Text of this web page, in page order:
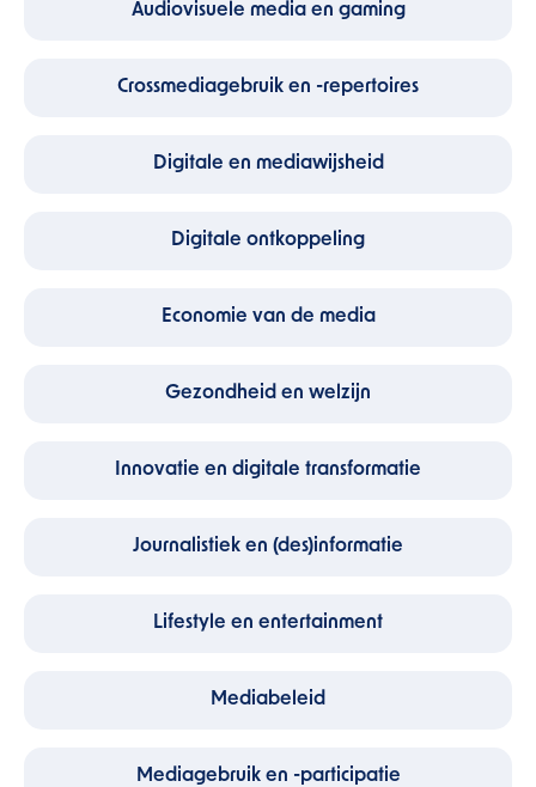
Audiovisuele media en gaming
Crossmediagebruik en -repertoires
Digitale en mediawijsheid
Digitale ontkoppeling
Economie van de media
Gezondheid en welzijn
Innovatie en digitale transformatie
Journalistiek en (des)informatie
Lifestyle en entertainment
Mediabeleid
Mediagebruik en -participatie